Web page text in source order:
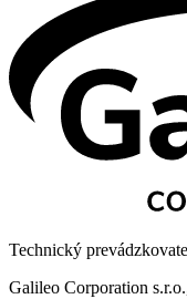
Technický
Galileo Corporation